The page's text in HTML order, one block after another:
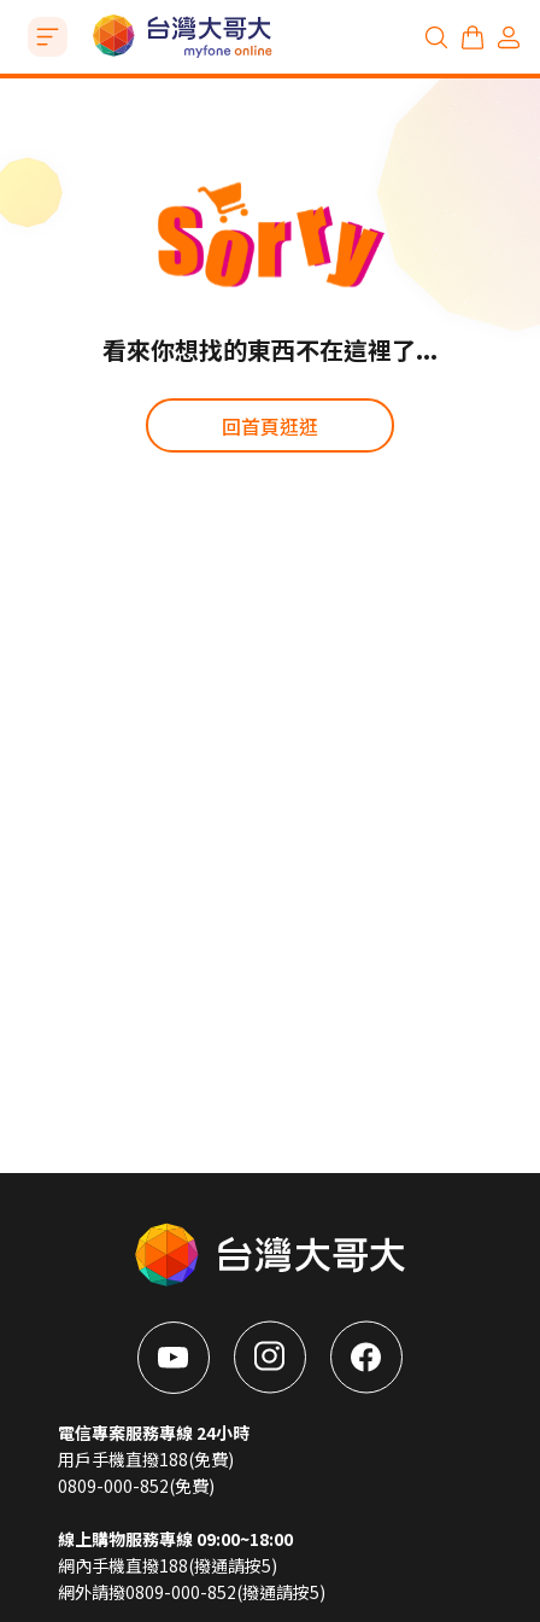
看來你想找的東西不在這裡了...
回首頁逛逛
電信專案服務專線 24小時
用戶手機直撥188(免費)
0809-000-852(免費)
線上購物服務專線 09:00~18:00
網內手機直撥188(撥通請按5)
網外請撥0809-000-852(撥通請按5)